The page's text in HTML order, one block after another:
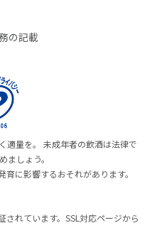
の記載
適量を。 未成年者の飲酒は法律で
ましょう。
に影響するおそれがあります。
れています。SSL対応ページから